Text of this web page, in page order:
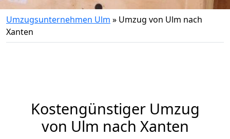
Umzugsunternehmen Ulm » Umzug von Ulm nach
Xanten
Kostengünstiger Umzug
von Ulm nach Xanten